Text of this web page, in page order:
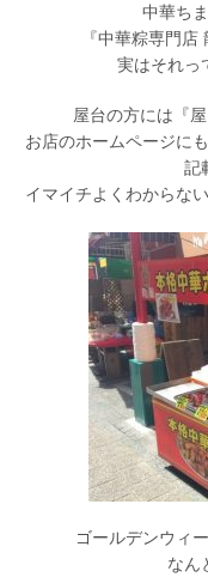
中華ち
『中華粽専門
実はそれっ
屋台の方には『
お店のホームページに
記
イマイチよくわからな
ゴールデンウィ
なん